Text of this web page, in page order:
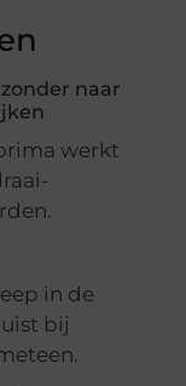
naar
werkt
in de
bij